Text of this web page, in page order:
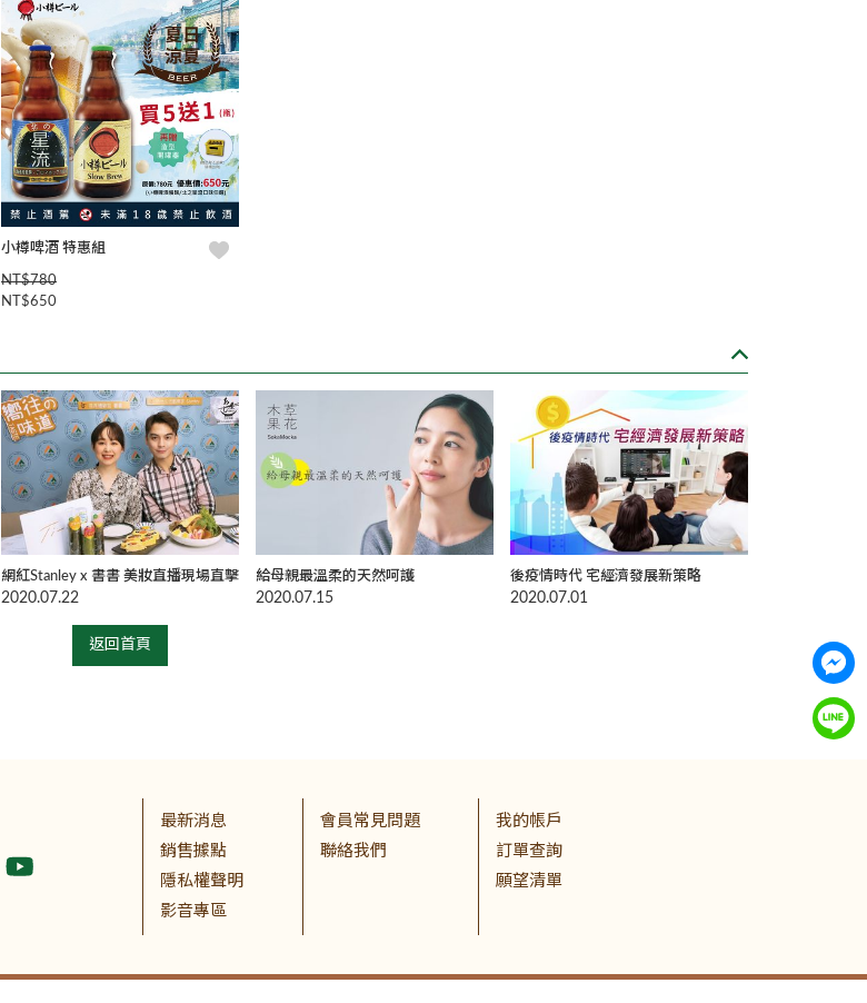
小樽啤酒 特惠組
NT$780
NT$650
網紅Stanley x 書書 美妝直播現場直擊
2020.07.22
給母親最溫柔的天然呵護
2020.07.15
後疫情時代 宅經濟發展新策略
2020.07.01
返回首頁
最新消息
銷售據點
隱私權聲明
影音專區
會員常見問題
聯絡我們
我的帳戶
訂單查詢
願望清單